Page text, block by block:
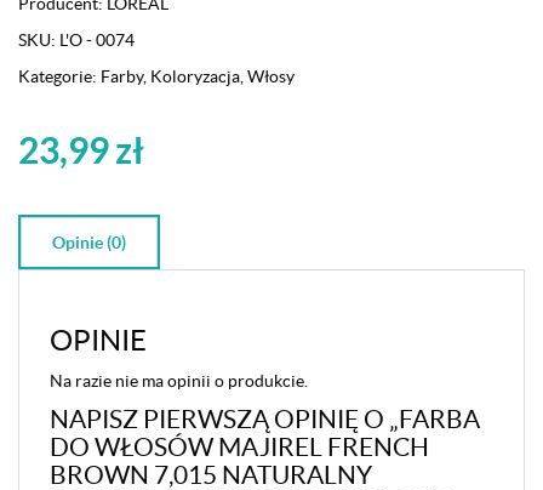
SKU: L'O - 0074
Kategorie: Farby, Koloryzacja Włosy
23,99zł
Opinie (0)
OPINIE
Na razie nie ma opinii o produkcie.
NAPISZ PIERWSZĄ OPINIĘ O „FARBA
DO WŁOSÓW MAJIREL FRENCH
BROWN 7,015 NATURALNY